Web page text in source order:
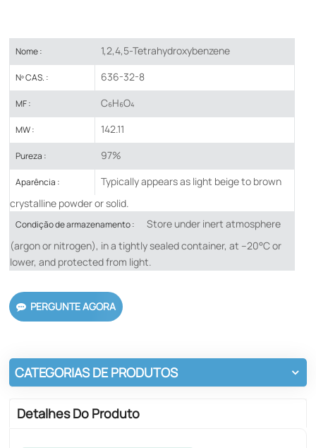
Nome : 1,2,4,5-Tetrahydroxybenzene
Nº CAS. : 636-32-8
MF : C₆H₆O₄
MW : 142.11
Pureza : 97%
Aparência :
Typically appears as light beige to brown
crystalline powder or solid.
Condição de armazenamento :
Store under inert atmosphere
(argon or nitrogen), in a tightly sealed container, at –20°C or
lower, and protected from light.
PERGUNTE AGORA
CATEGORIAS DE PRODUTOS
Detalhes Do Produto